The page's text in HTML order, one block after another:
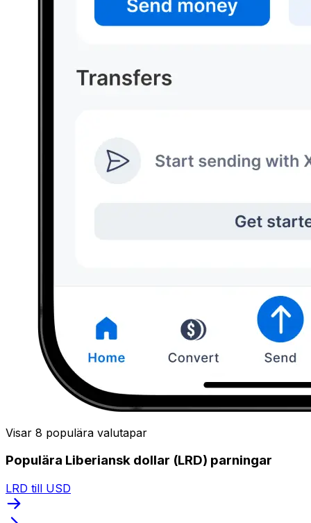
Visar 8 populära valutapar
Populära Liberiansk dollar (LRD) parningar
LRD till USD